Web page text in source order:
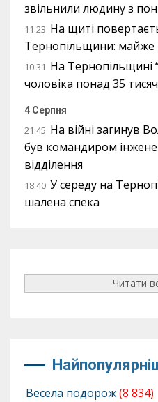
звільнили людину з
11:23 На щиті
Тернопільщини: майже
10:31 На Тернопільщині
чоловіка понад 35
4 Серпня
21:45 На війні загинув
був командиром
відділення
18:40 У середу на
шалена спека
Читати
Весела подорож(8 834)